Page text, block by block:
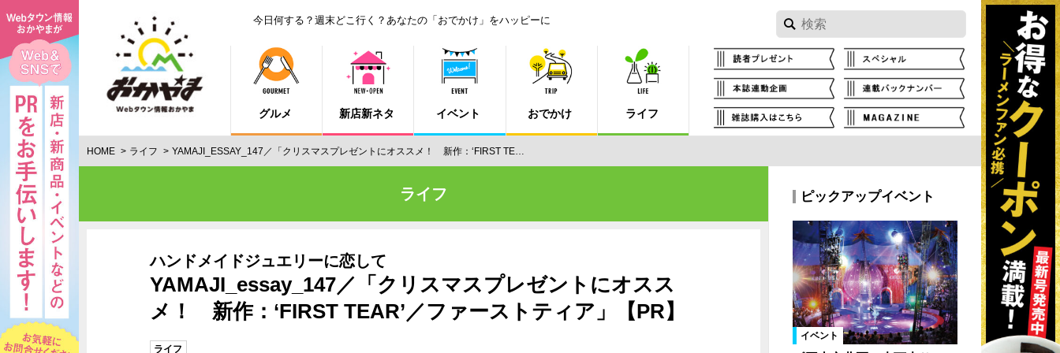
今日何する？週末どこ行く？あなたの「おでかけ」をハッピーに
グルメ 新店新ネタ イベント おでかけ ライフ
HOME ライフ YAMAJI_ESSAY_147／「クリスマスプレゼントにオススメ！ 新作：‘FIRST TE…
ライフ
ハンドメイドジュエリーに恋して
YAMAJI_essay_147／「クリスマスプレゼントにオスス
メ！ 新作：‘FIRST TEAR’／ファーストティア」【PR】
ライフ
ピックアップイベント
イベント